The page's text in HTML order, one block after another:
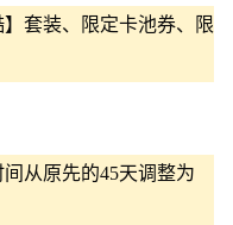
套装、限定卡池券、限
从原先的45天调整为